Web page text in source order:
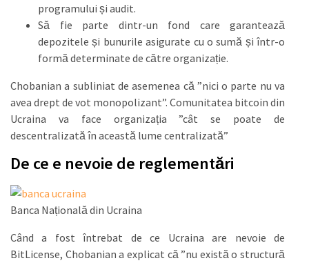
programului și audit.
Să fie parte dintr-un fond care garantează
depozitele și bunurile asigurate cu o sumă și într-o
formă determinate de către organizație.
Chobanian a subliniat de asemenea că ”nici o parte nu va
avea drept de vot monopolizant”. Comunitatea bitcoin din
Ucraina va face organizația ”cât se poate de
descentralizată în această lume centralizată”
De ce e nevoie de reglementări
Banca Națională din Ucraina
Când a fost întrebat de ce Ucraina are nevoie de
BitLicense, Chobanian a explicat că ”nu există o structură